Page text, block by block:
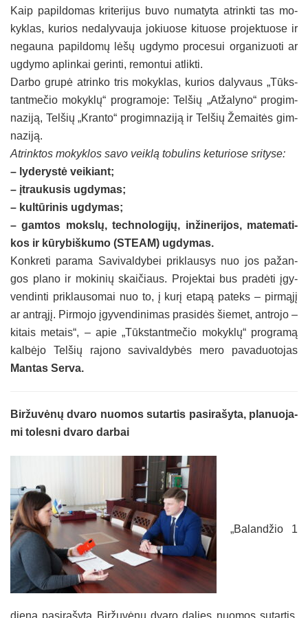
Kaip pa­pil­do­mas kri­te­ri­jus bu­vo nu­ma­ty­ta at­rink­ti tas mo­
kyk­las, ku­rios ne­da­ly­vau­ja jo­kiuo­se ki­tuo­se pro­jek­tuo­se ir
ne­gau­na pa­pil­do­mų lė­šų ug­dy­mo pro­ce­sui or­ga­ni­zuo­ti ar
ug­dy­mo ap­lin­kai ge­rin­ti, re­mon­tui at­lik­ti.
Dar­bo gru­pė at­rin­ko tris mo­kyk­las, ku­rios da­ly­vaus „Tūks­
tant­me­čio mo­kyk­lų“ pro­gra­mo­je: Tel­šių „At­ža­ly­no“ pro­gim­
na­zi­ją, Tel­šių „Kran­to“ pro­gim­na­zi­ją ir Tel­šių Že­mai­tės gim­
na­zi­ją.
At­rink­tos mo­kyk­los sa­vo veik­lą to­bu­lins ke­tu­rio­se sri­ty­se:
– ly­de­rys­tė vei­kiant;
– įtrau­ku­sis ug­dy­mas;
– kul­tū­ri­nis ug­dy­mas;
– gam­tos moks­lų, tech­no­lo­gi­jų, in­ži­ne­ri­jos, ma­te­ma­ti­
kos ir kū­ry­biš­ku­mo (STEAM) ug­dy­mas.
Konk­re­ti pa­ra­ma Sa­vi­val­dy­bei pri­klau­sys nuo jos pa­žan­
gos pla­no ir mo­ki­nių skai­čiaus. Pro­jek­tai bus pra­dė­ti įgy­
ven­din­ti pri­klau­so­mai nuo to, į ku­rį eta­pą pa­teks – pir­mą­jį
ar ant­rą­jį. Pir­mo­jo įgy­ven­di­ni­mas pra­si­dės šie­met, ant­ro­jo –
ki­tais me­tais“, – apie „Tūks­tant­me­čio mo­kyk­lų“ pro­gra­mą
kal­bė­jo Tel­šių ra­jo­no sa­vi­val­dy­bės me­ro pa­va­duo­to­jas
Man­tas Ser­va.
Bir­žu­vė­nų dva­ro nuo­mos su­tar­tis pa­si­ra­šy­ta, pla­nuo­ja­
mi to­les­ni dva­ro dar­bai
„Ba­lan­džio 1